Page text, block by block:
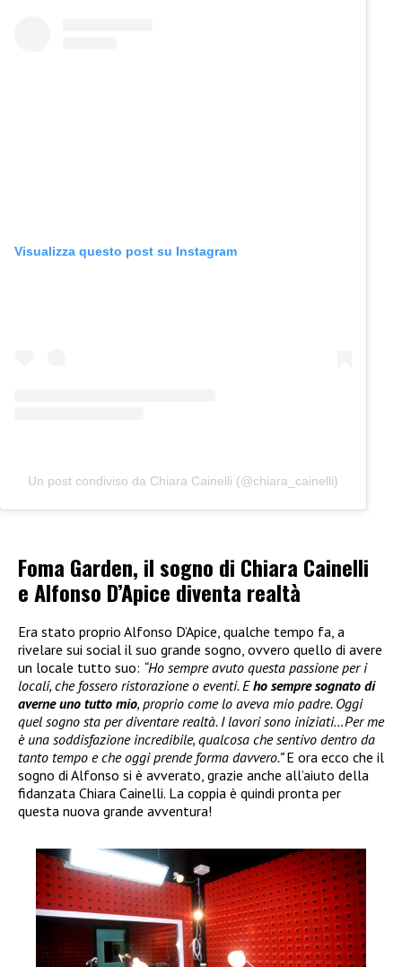
Visualizza questo post su Instagram
Un post condiviso da Chiara Cainelli (@chiara_cainelli)
Foma Garden, il sogno di Chiara Cainelli
e Alfonso D’Apice diventa realtà
Era stato proprio Alfonso D’Apice, qualche tempo fa, a
rivelare sui social il suo grande sogno, ovvero quello di avere
un locale tutto suo: “Ho sempre avuto questa passione per i
locali, che fossero ristorazione o eventi. Eho sempre sognato di
averne uno tutto mio, proprio come lo aveva mio padre. Oggi
quel sogno sta per diventare realtà. I lavori sono iniziati…Per me
è una soddisfazione incredibile, qualcosa che sentivo dentro da
tanto tempo e che oggi prende forma davvero.”E ora ecco che il
sogno di Alfonso si è avverato, grazie anche all’aiuto della
fidanzata Chiara Cainelli. La coppia è quindi pronta per
questa nuova grande avventura!